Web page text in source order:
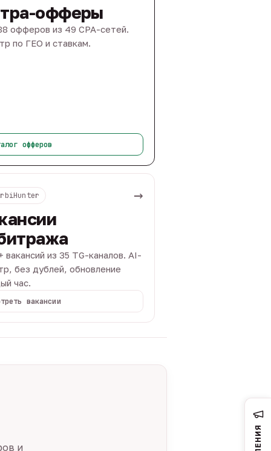
офферы
офферов из 49 CPA-сетей.
по ГЕО и ставкам.
офферов
→
вакансий из 35 TG-каналов. AI-
без дублей, обновление
час.
вакансии
и